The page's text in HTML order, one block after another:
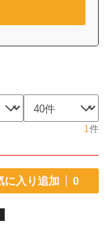
1件
に入り追加 0